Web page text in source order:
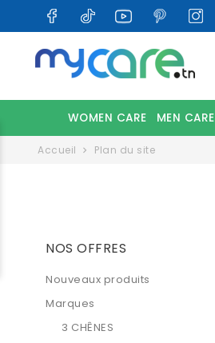
WOMEN CARE MEN CARE
Accueil Plan du site
NOS OFFRES
Nouveaux produits
Marques
3 CHÊNES